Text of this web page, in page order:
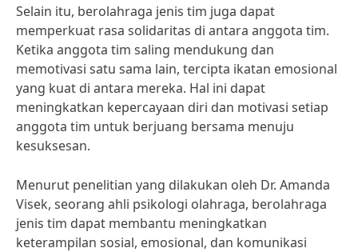
Selain itu, berolahraga jenis tim juga dapat
memperkuat rasa solidaritas di antara anggota tim.
Ketika anggota tim saling mendukung dan
memotivasi satu sama lain, tercipta ikatan emosional
yang kuat di antara mereka. Hal ini dapat
meningkatkan kepercayaan diri dan motivasi setiap
anggota tim untuk berjuang bersama menuju
kesuksesan.
Menurut penelitian yang dilakukan oleh Dr. Amanda
Visek, seorang ahli psikologi olahraga, berolahraga
jenis tim dapat membantu meningkatkan
keterampilan sosial, emosional, dan komunikasi